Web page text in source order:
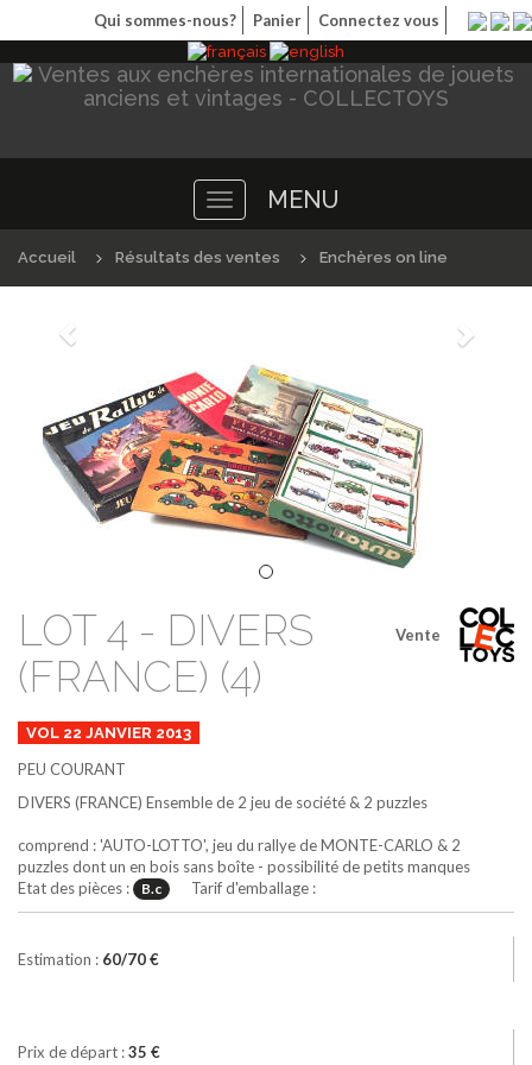
Qui sommes-nous? Panier Connectez vous
Toggle
navigation
MENU
Accueil Résultats des ventes Enchères on line
Précédént
Vente
LOT 4 - DIVERS
(FRANCE) (4)
VOL 22 JANVIER 2013
PEU COURANT
DIVERS (FRANCE) Ensemble de 2 jeu de société & 2 puzzles
comprend : 'AUTO-LOTTO', jeu du rallye de MONTE-CARLO & 2
puzzles dont un en bois sans boîte - possibilité de petits manques
Etat des pièces :
B.c Tarif d'emballage :
Estimation : 60/70 €
Prix de départ :35 €